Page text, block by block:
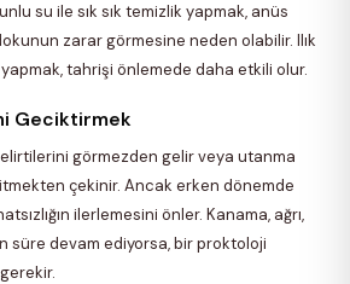
su ile sık sık temizlik yapmak, anüs
zarar görmesine neden olabilir. Ilık
tahrişi önlemede daha etkili olur.
Geciktirmek
görmezden gelir veya utanma
çekinir. Ancak erken dönemde
ilerlemesini önler. Kanama, ağrı,
süre devam ediyorsa, bir proktoloji